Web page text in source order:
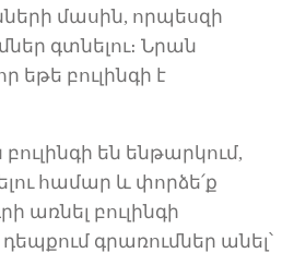
ի մասին, որպեսզի
գտնելու։ Նրան
եթե բուլինգի է
բուլինգի են ենթարկում,
համար և փորձե՛ք
առնել բուլինգի
գրառումներ անել՝